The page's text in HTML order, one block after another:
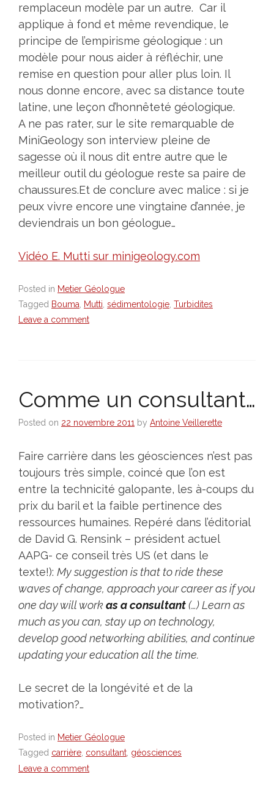
remplaceun modèle par un autre. Car il
applique à fond et même revendique, le
principe de l’empirisme géologique : un
modèle pour nous aider à réfléchir, une
remise en question pour aller plus loin. Il
nous donne encore, avec sa distance toute
latine, une leçon d’honnêteté géologique.
A ne pas rater, sur le site remarquable de
MiniGeology son interview pleine de
sagesse où il nous dit entre autre que le
meilleur outil du géologue reste sa paire de
chaussures.Et de conclure avec malice : si je
peux vivre encore une vingtaine d’année, je
deviendrais un bon géologue…
Vidéo E. Mutti sur minigeology.com
Posted in Metier Géologue
Tagged Bouma Mutti sédimentologie Turbidites
Leave a comment
Comme un consultant…
Posted on 22 novembre 2011 by Antoine Veillerette
Faire carrière dans les géosciences n’est pas
toujours très simple, coincé que l’on est
entre la technicité galopante, les à-coups du
prix du baril et la faible pertinence des
ressources humaines. Repéré dans l’éditorial
de David G. Rensink – président actuel
AAPG- ce conseil très US (et dans le
texte!): My suggestion is that to ride these
waves of change, approach your career as if you
one day will workas a consultant(…) Learn as
much as you can, stay up on technology,
develop good networking abilities, and continue
updating your education all the time.
Le secret de la longévité et de la
motivation?…
Posted in Metier Géologue
Tagged carrière, consultant, géosciences
Leave a comment